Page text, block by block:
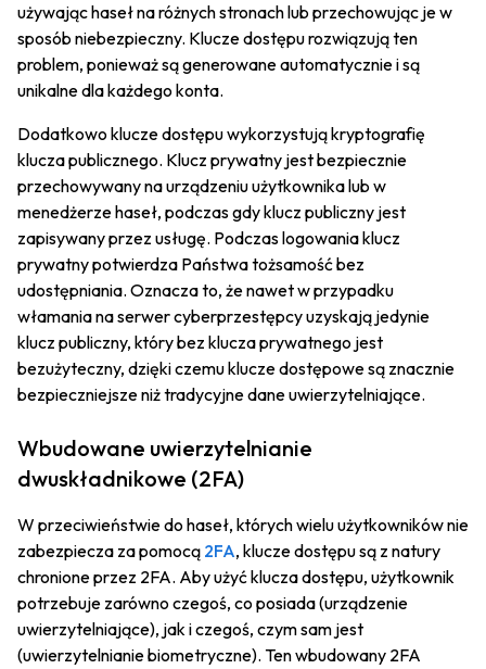
używając haseł na różnych stronach lub przechowując je w
sposób niebezpieczny. Klucze dostępu rozwiązują ten
problem, ponieważ są generowane automatycznie i są
unikalne dla każdego konta.
Dodatkowo klucze dostępu wykorzystują kryptografię
klucza publicznego. Klucz prywatny jest bezpiecznie
przechowywany na urządzeniu użytkownika lub w
menedżerze haseł, podczas gdy klucz publiczny jest
zapisywany przez usługę. Podczas logowania klucz
prywatny potwierdza Państwa tożsamość bez
udostępniania. Oznacza to, że nawet w przypadku
włamania na serwer cyberprzestępcy uzyskają jedynie
klucz publiczny, który bez klucza prywatnego jest
bezużyteczny, dzięki czemu klucze dostępowe są znacznie
bezpieczniejsze niż tradycyjne dane uwierzytelniające.
Wbudowane uwierzytelnianie
dwuskładnikowe (2FA)
W przeciwieństwie do haseł, których wielu użytkowników nie
zabezpiecza za pomocą 2FA, klucze dostępu są z natury
chronione przez 2FA. Aby użyć klucza dostępu, użytkownik
potrzebuje zarówno czegoś, co posiada (urządzenie
uwierzytelniające), jak i czegoś, czym sam jest
(uwierzytelnianie biometryczne). Ten wbudowany 2FA